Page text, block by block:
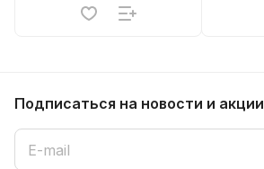
Подписаться на новости и акции